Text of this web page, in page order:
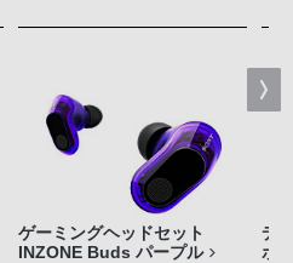
ゲーミングヘッドセット
INZONE Buds パープル
デ
ボ